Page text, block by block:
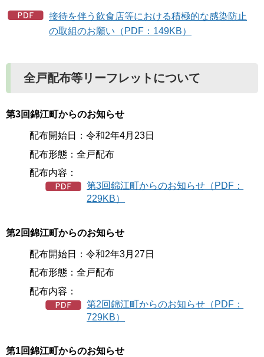
接待を伴う飲食店等における積極的な感染防止
の取組のお願い（PDF：149KB）
全戸配布等リーフレットについて
第3回錦江町からのお知らせ
配布開始日：令和2年4月23日
配布形態：全戸配布
配布内容：
第3回錦江町からのお知らせ（PDF：
229KB）
第2回錦江町からのお知らせ
配布開始日：令和2年3月27日
配布形態：全戸配布
配布内容：
第2回錦江町からのお知らせ（PDF：
729KB）
第1回錦江町からのお知らせ